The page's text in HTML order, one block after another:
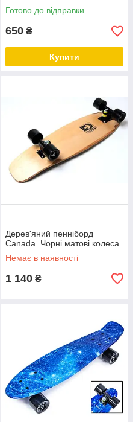
Готово до відправки
650 ₴
Купити
Дерев'яний пенніборд
Canada. Чорні матові колеса.
Немає в наявності
1 140 ₴